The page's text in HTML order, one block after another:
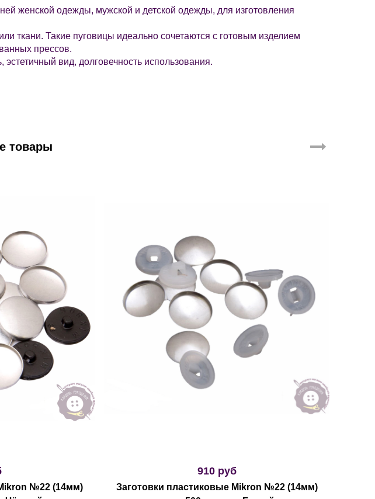
женской одежды, мужской и детской одежды, для изготовления
ткани. Такие пуговицы идеально сочетаются с готовым изделием
прессов.
вид, долговечность использования.
товары
№22 (14мм)
910 руб
Заготовки пластиковые Mikron №22 (14мм)